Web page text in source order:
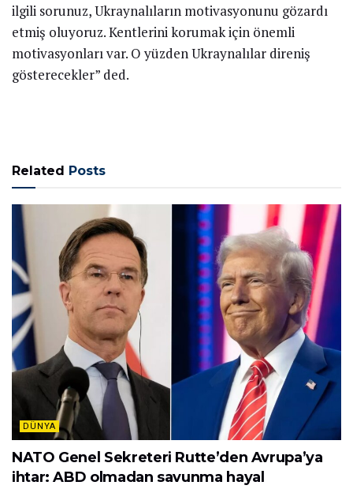
ilgili sorunuz, Ukraynalıların motivasyonunu gözardı
etmiş oluyoruz. Kentlerini korumak için önemli
motivasyonları var. O yüzden Ukraynalılar direniş
gösterecekler” ded.
Related Posts
DÜNYA
NATO Genel Sekreteri Rutte’den Avrupa’ya
ihtar: ABD olmadan savunma hayal